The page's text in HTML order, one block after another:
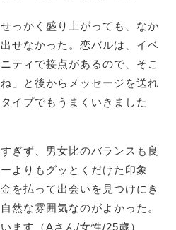
っかく盛り上がっても、なか
せなかった。恋バルは、イベ
ティで接点があるので、そこ
」と後からメッセージを送れ
イプでもうまくいきました
ぎず、男女比のバランスも良
よりもグッとくだけた印象
を払って出会いを見つけにき
然な雰囲気なのがよかった。
ます（Aさん/女性/25歳）